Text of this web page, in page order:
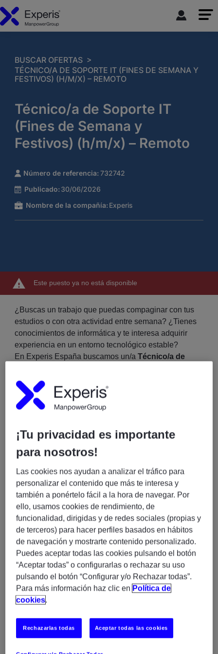
BUSCAR OFERTAS >
TÉCNICO/A DE SOPORTE IT (FINES DE SEMANA Y
FESTIVOS) (H/M/X) – REMOTO
Técnico/a de Soporte IT
(Fines de Semana y
Festivos) (h/m/x) – Remoto
Número de referencia: 732742
Publicado: 30/06/2026
Nombre de la compañía: Experis
Este puesto ya no está disponible
¿Buscas un trabajo que puedas compaginar con tus
estudios o con otra actividad entre semana? ¿Tienes
conocimientos de informática y te interesa adquirir
experiencia en un entorno tecnológico estable?
En Experis España buscamos un/a Técnico/a de
soporte tecnológico. Se trata de una posición ideal
para personas que buscan compatibilizar su vida
laboral con otras actividades, trabajando
🌱
Lo que vas a hacer
Formarás parte de un equipo de soporte encargado de
garantizar la continuidad del servicio durante fines de
semana y festivos.
Atención y resolución de incidencias de primer
nivel.
Registro, seguimiento y escalado de incidencias
cuando sea necesario.
Monitorización de servicios y sistemas.
Gestión de tickets mediante herramientas de
soporte.
Comunicación con diferentes equipos técnicos
para asegurar la continuidad del servicio.
Documentación de incidencias y actuaciones
¡Tu privacidad es importante
para nosotros!
Las cookies nos ayudan a analizar el tráfico para
personalizar el contenido que más te interesa y
también a ponértelo fácil a la hora de navegar. Por
ello, usamos cookies de rendimiento, de
funcionalidad, dirigidas y de redes sociales (propias y
de terceros) para hacer perfiles basados en hábitos
de navegación y mostrarte contenido personalizado.
Puedes aceptar todas las cookies pulsando el botón
“Aceptar todas” o configurarlas o rechazar su uso
pulsando el botón “Configurar y/o Rechazar todas”.
Para más información haz clic en Política de
cookies.
Rechazarlas todas Aceptar todas las cookies